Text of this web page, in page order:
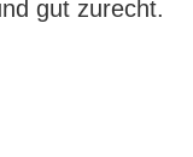
gut zurecht.